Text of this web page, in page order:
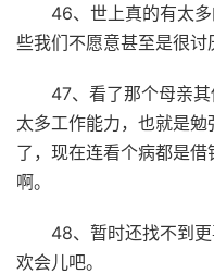
46、世上真的有太
些我们不愿意甚至是很讨
47、看了那个母亲
太多工作能力，也就是
了，现在连看个病都是
啊。
48、暂时还找不到
欢会儿吧。